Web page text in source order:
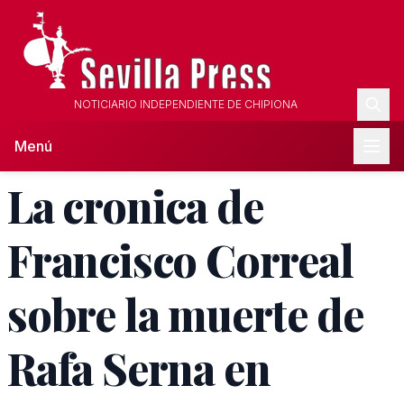
NOTICIARIO INDEPENDIENTE DE CHIPIONA
Menú
La cronica de
Francisco Correal
sobre la muerte de
Rafa Serna en